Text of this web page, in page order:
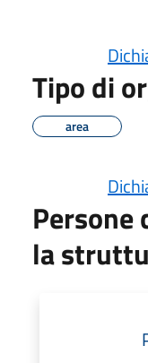
Tipo di
area
Persone
la